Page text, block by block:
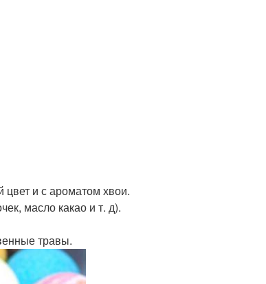
цвет и с ароматом хвои.
масло какао и т. д).
травы.